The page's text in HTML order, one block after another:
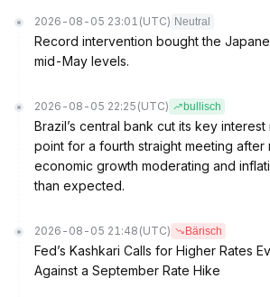
2026-08-05 23:01 (UTC) Neutral
Record intervention bought the
mid-May levels.
2026-08-05 22:25 (UTC) bullisch
Brazil’s central bank cut its key
point for a fourth straight meeting after
economic growth moderating and
than expected.
2026-08-05 21:48 (UTC) Bärisch
Fed’s Kashkari Calls for Higher Rates
Against a September Rate Hike